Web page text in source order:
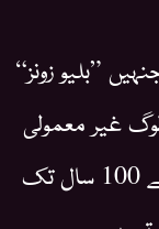
”بلیو زونز“
غیر معمولی
طور پر لمبی زندگی گزارتے ہیں، اور ان کے 100 سال تک